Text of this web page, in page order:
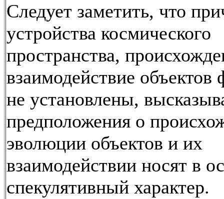
Следует заметить, что
устройства космического
пространства,
взаимодействие объектов
не установлены,
предположения о
эволюции объектов и их
взаимодействии носят в
спекулятивный характер.